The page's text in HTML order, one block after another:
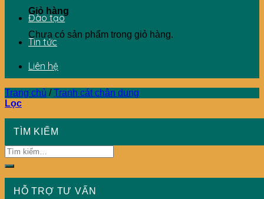
Giỏ hàng
Chưa có sản phẩm trong giỏ hàng.
Đào tạo
Tin tức
Liên hệ
Trang chủ / Tranh cát chân dung
Lọc
TÌM KIẾM
HỖ TRỢ TƯ VẤN